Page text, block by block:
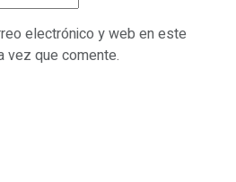
electrónico y web en este
vez que comente.